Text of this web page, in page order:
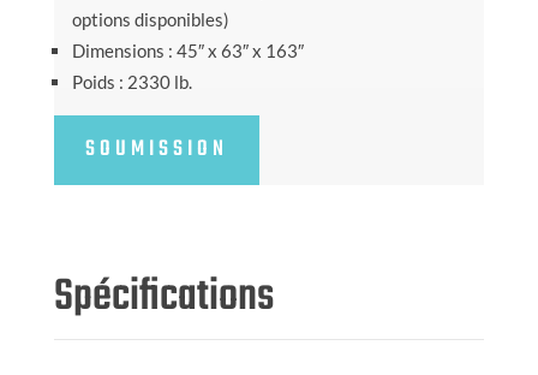
options disponibles)
Dimensions : 45″ x 63″ x 163″
Poids : 2330 lb.
SOUMISSION
Spécifications